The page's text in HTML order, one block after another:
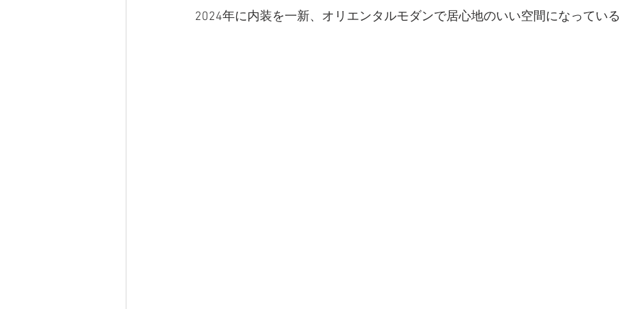
2024年に内装を一新、オリエンタルモダンで居心地のいい空間になってい